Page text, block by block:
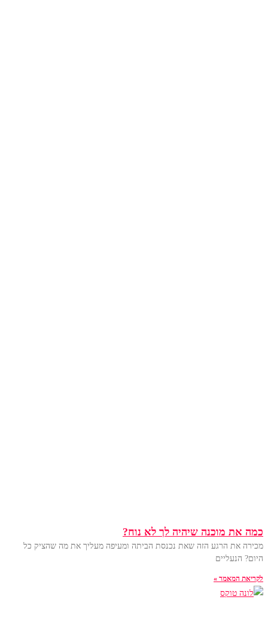
כמה את מוכנה שיהיה לך לא נוח?
מכירה את הרגע הזה שאת נכנסת הביתה ומעיפה מעליך את מה שהציק כל
היום? הנעליים
לקריאת המאמר »